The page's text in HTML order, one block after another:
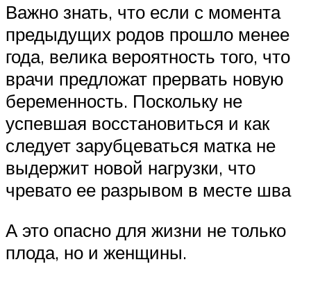
Важно знать, что если с момента
предыдущих родов прошло менее
года, велика вероятность того, что
врачи предложат прервать новую
беременность. Поскольку не
успевшая восстановиться и как
следует зарубцеваться матка не
выдержит новой нагрузки, что
чревато ее разрывом в месте шва
А это опасно для жизни не только
плода, но и женщины.